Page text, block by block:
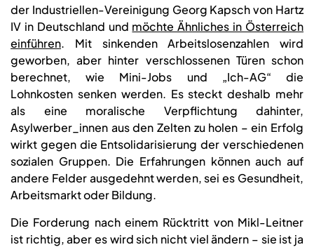
der Industriellen-Vereinigung Georg Kapsch von Hartz
IV in Deutschland und möchte Ähnliches in Österreich
einführen. Mit sinkenden Arbeitslosenzahlen wird
geworben, aber hinter verschlossenen Türen schon
berechnet, wie Mini-Jobs und „Ich-AG“ die
Lohnkosten senken werden. Es steckt deshalb mehr
als eine moralische Verpflichtung dahinter,
Asylwerber_innen aus den Zelten zu holen – ein Erfolg
wirkt gegen die Entsolidarisierung der verschiedenen
sozialen Gruppen. Die Erfahrungen können auch auf
andere Felder ausgedehnt werden, sei es Gesundheit,
Arbeitsmarkt oder Bildung.
Die Forderung nach einem Rücktritt von Mikl-Leitner
ist richtig, aber es wird sich nicht viel ändern – sie ist ja